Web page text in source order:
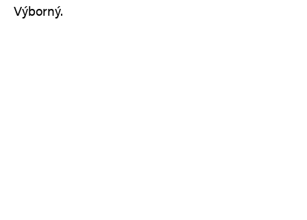
Výborný.